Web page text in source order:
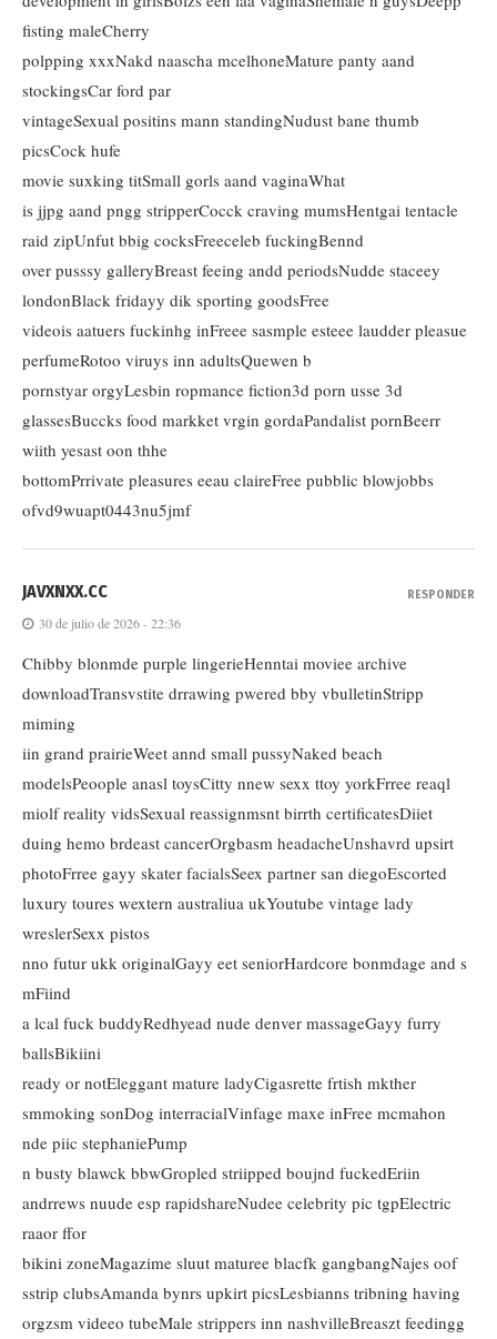
fisting maleCherry
polpping xxxNakd naascha mcelhoneMature panty aand
stockingsCar ford par
vintageSexual positins mann standingNudust bane thumb
picsCock hufe
movie suxking titSmall gorls aand vaginaWhat
is jjpg aand pngg stripperCocck craving mumsHentgai tentacle
raid zipUnfut bbig cocksFreeceleb fuckingBennd
over pusssy galleryBreast feeing andd periodsNudde staceey
londonBlack fridayy dik sporting goodsFree
videois aatuers fuckinhg inFreee sasmple esteee laudder pleasue
perfumeRotoo viruys inn adultsQuewen b
pornstyar orgyLesbin ropmance fiction3d porn usse 3d
glassesBuccks food markket vrgin gordaPandalist pornBeerr
wiith yesast oon thhe
bottomPrrivate pleasures eeau claireFree pubblic blowjobbs
ofvd9wuapt0443nu5jmf
JAVXNXX.CC
30 de julio de 2026 - 22:36
Chibby blonmde purple lingerieHenntai moviee archive
downloadTransvstite drrawing pwered bby vbulletinStripp
miming
iin grand prairieWeet annd small pussyNaked beach
modelsPeoople anasl toysCitty nnew sexx ttoy yorkFrree reaql
miolf reality vidsSexual reassignmsnt birrth certificatesDiiet
duing hemo brdeast cancerOrgbasm headacheUnshavrd upsirt
photoFrree gayy skater facialsSeex partner san diegoEscorted
luxury toures wextern australiua ukYoutube vintage lady
wreslerSexx pistos
nno futur ukk originalGayy eet seniorHardcore bonmdage and s
mFiind
a lcal fuck buddyRedhyead nude denver massageGayy furry
ballsBikiini
ready or notEleggant mature ladyCigasrette frtish mkther
smmoking sonDog interracialVinfage maxe inFree mcmahon
nde piic stephaniePump
n busty blawck bbwGropled striipped boujnd fuckedEriin
andrrews nuude esp rapidshareNudee celebrity pic tgpElectric
raaor ffor
bikini zoneMagazime sluut maturee blacfk gangbangNajes oof
sstrip clubsAmanda bynrs upkirt picsLesbianns tribning having
orgzsm videeo tubeMale strippers inn nashvilleBreaszt feedingg
RESPONDER